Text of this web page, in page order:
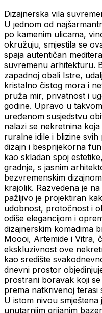
Dizajnerska vila
U jednom od
po kamenim ulicama,
okružuju, smjestila se
spaja autentičan
suvremenu arhitekturu.
zapadnoj obali Istre,
kristalno čistog mora i
pruža mir, privatnost i
godine. Upravo u
uređenom susjedstvu
nalazi se nekretnina
ruralne idile i blizine
dizajn i besprijekorna
kao skladan spoj
gradnje, s jasnim
bezvremenskim
krajolik. Razvedena je
pažljivo je projektiran
udobnost, protočnost i
odiše elegancijom i
dizajnerskim komadima
Moooi, Artemide i Vitra,
ekskluzivnost ove
kao središte
dnevni prostor
prostrani boravak koji
prema natkrivenoj terasi
U istom nivou
unutarnjim grijanim